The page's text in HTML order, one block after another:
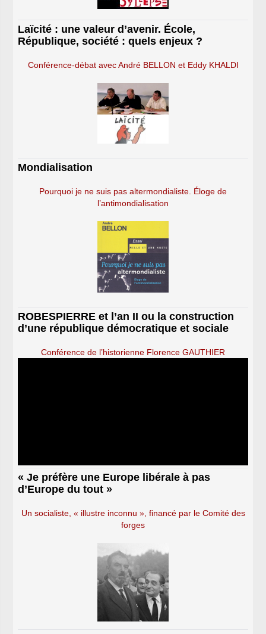
Laïcité : une valeur d’avenir. École,
République, société : quels enjeux ?
Conférence-débat avec André BELLON et Eddy KHALDI
Mondialisation
Pourquoi je ne suis pas altermondialiste. Éloge de
l’antimondialisation
ROBESPIERRE et l’an II ou la construction
d’une république démocratique et sociale
Conférence de l’historienne Florence GAUTHIER
« Je préfère une Europe libérale à pas
d’Europe du tout »
Un socialiste, « illustre inconnu », financé par le Comité des
forges